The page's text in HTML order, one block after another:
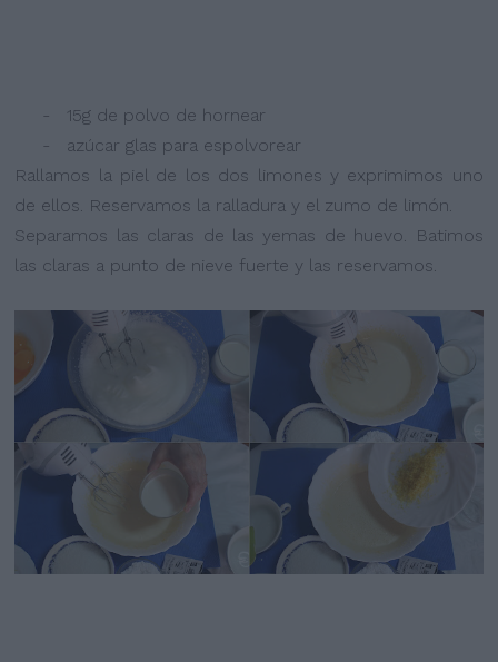
- 15g de polvo de hornear
- azúcar glas para espolvorear
Rallamos la piel de los dos limones y exprimimos uno
de ellos. Reservamos la ralladura y el zumo de limón.
Separamos las claras de las yemas de huevo. Batimos
las claras a punto de nieve fuerte y las reservamos.